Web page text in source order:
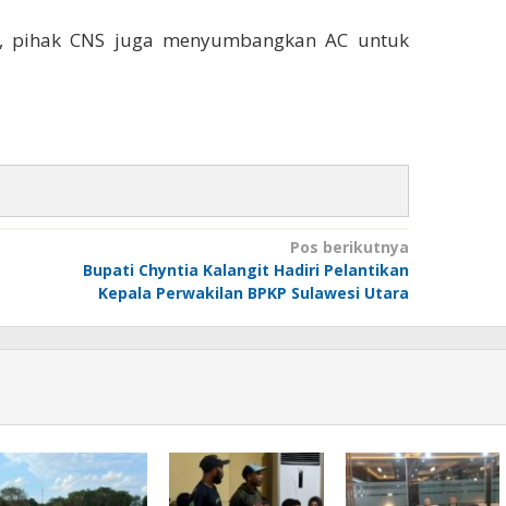
CNS juga menyumbangkan AC untuk
Pos berikutnya
Bupati Chyntia Kalangit Hadiri Pelantikan
Kepala Perwakilan BPKP Sulawesi Utara